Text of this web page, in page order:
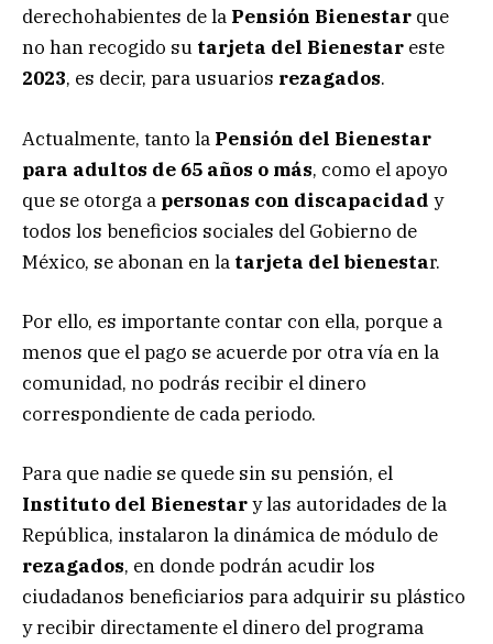
derechohabientes de la Pensión Bienestar que
no han recogido su tarjeta del Bienestar este
2023, es decir, para usuarios rezagados.
Actualmente, tanto la Pensión del Bienestar
para adultos de 65 años o más, como el apoyo
que se otorga a personas con discapacidad y
todos los beneficios sociales del Gobierno de
México, se abonan en la tarjeta del bienestar.
Por ello, es importante contar con ella, porque a
menos que el pago se acuerde por otra vía en la
comunidad, no podrás recibir el dinero
correspondiente de cada periodo.
Para que nadie se quede sin su pensión, el
Instituto del Bienestary las autoridades de la
República, instalaron la dinámica de módulo de
rezagados, en donde podrán acudir los
ciudadanos beneficiarios para adquirir su plástico
y recibir directamente el dinero del programa